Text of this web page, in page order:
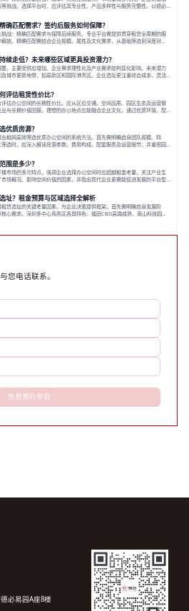
挑战。选择平台时，应评估其专业性、产品多样性与服务完整性。以德必
解决方案，通过特色园区、灵活产品和丰富配套，满足不同企业需求。企
，选择能支持长期发展、提升竞争力的办公空间。在上海寻找合适的办公
中小企业主
确匹配需求？签约后服务如何保障？
战：精确匹配需求与保障后续服务。专业平台需提供贯穿租赁全周期的服
放。精确匹配需结合企业规模、属性及文化需求，从基础筛选到深度对
运维、共享配套及专业物业的全周期保障体系。德必集团通过标准化服务
局和产业生态圈为企业提供稳定支持，体现了从信息撮合到深度服务的能
间的过程中，
续走低？未来哪些区域更具投资潜力？
，主要受供应增加、企业需求理性化及产业需求结构变化影响。未来潜力
城市更新地带，如高新区和国际港务区。企业选址更注重综合成本、灵活
包式服务的办公空间。专业运营方通过空间优化与社群服务，助力企业成
价比方向发展。近年来，西安写字楼市场呈现出租金持续调整的态势，这
为西部重要
评估租赁性价比？
估办公空间的长期性价比。应从区位交通、空间品质、园区生态及运营管
与长期价值回报。理想的办公地点应能融合企业文化，通过优质环境、配
长，实现成本与价值的平衡。对于许多正在成长或寻求稳定发展的企业而
是一项至关重要的决策。这不仅关系到团队的日常工作效率与协作氛围，
、运营成本
优质房源？
租网高效筛选优质办公空间的系统方法。首先需明确自身团队规模、特
选时，应深入解读房源参数、费用构成、配套服务及运营细节，并重视园
同时，需考察运营方的品牌背景与持续服务能力。完成线上初选后，必须
实景、测试设施、感受园区氛围并确认合同条款，从而做出精确决策。在
成为企业寻找
围是多少？
市场的多元特点，强调企业选择办公空间时应超越租金考量，关注产业生
场概况、影响空间价值的因素，并指出现代企业更需能促进发展的平台型
，说明运营方如何通过构建服务生态助力企业成长，建议企业系统评估需
展载体。对于许多寻求在上海松江区设立或扩展办公空间的企业而言，了
决策的首先
址？租金预算与区域选择全解析
赁选址的关键考量因素，为企业决策提供框架。首先需明确自身发展阶
心需求。深圳多中心商务区各具特色：福田CBD高端成熟，南山科技园创
除传统写字楼外，创意产业园注重生态与社群，适合文创、科技类企业。
旨在让办公
您电话联系。
免费预约参观
必易园A座8楼